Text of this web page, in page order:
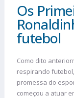
Os
futebol
Como dito
respirando
promessa do
começou a atuar